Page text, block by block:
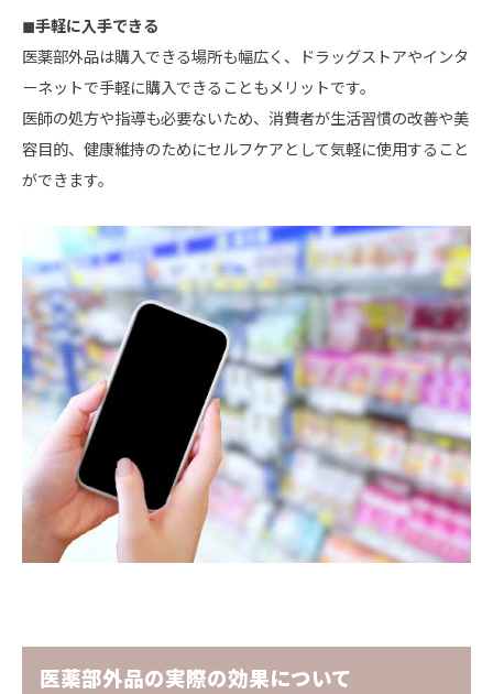
◼︎手軽に入手できる
医薬部外品は購入できる場所も幅広く、ドラッグストアやインタ
ーネットで手軽に購入できることもメリットです。
医師の処方や指導も必要ないため、消費者が生活習慣の改善や美
容目的、健康維持のためにセルフケアとして気軽に使用すること
ができます。
医薬部外品の実際の効果について